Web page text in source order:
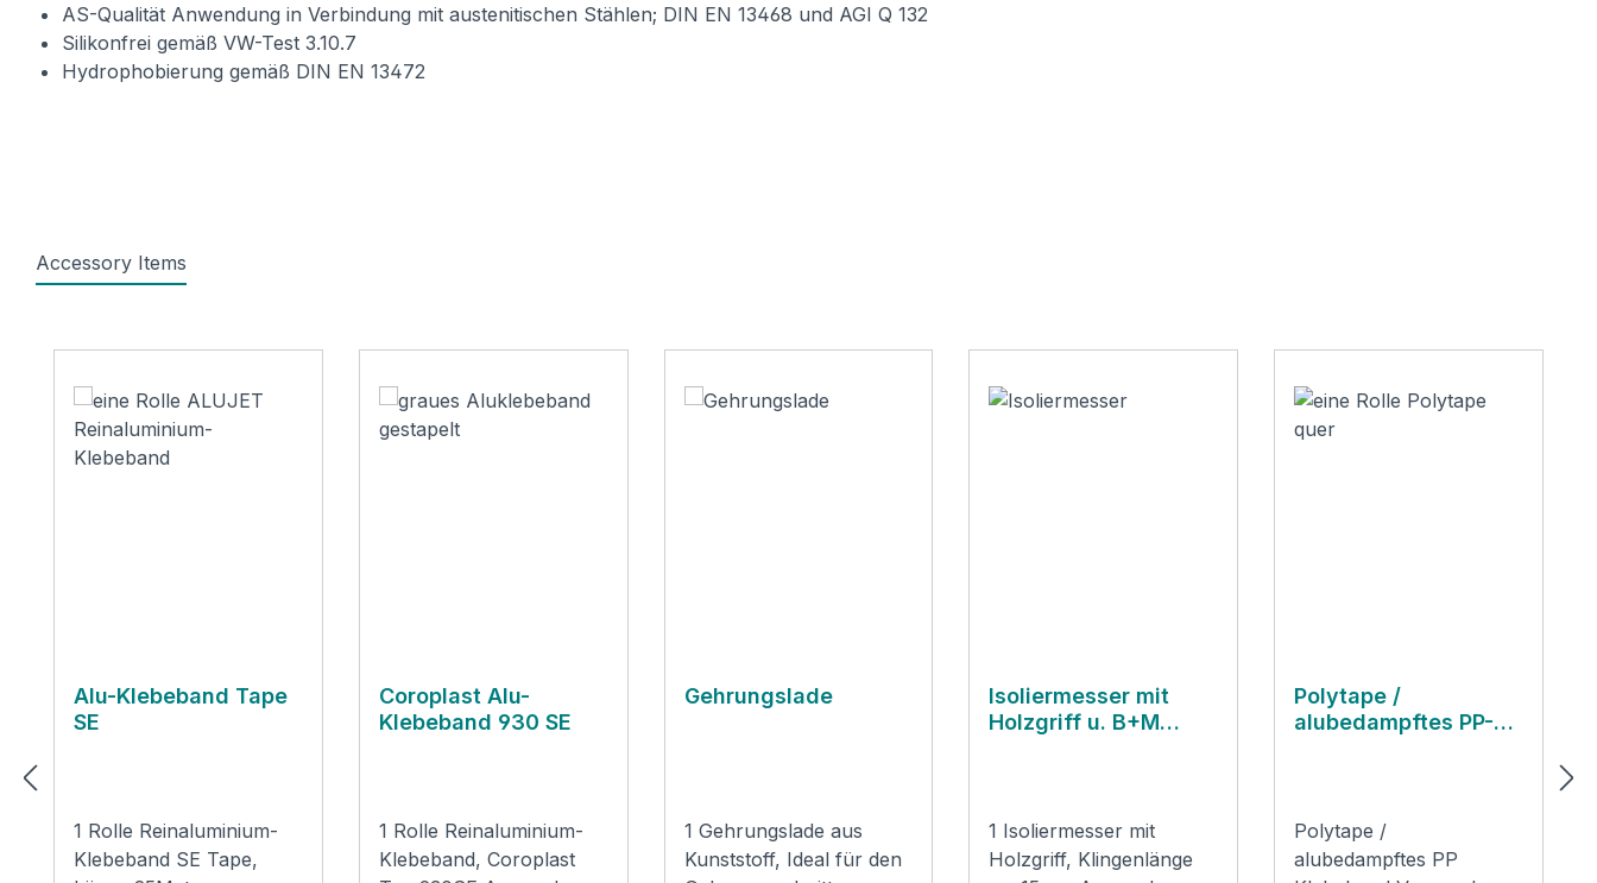
AS-Qualität Anwendung in Verbindung mit austenitischen Stählen; DIN EN 13468 und AGI Q 132
Silikonfrei gemäß VW-Test 3.10.7
Hydrophobierung gemäß DIN EN 13472
Accessory Items
Alu-Klebeband Tape
SE
1 Rolle Reinaluminium-
Klebeband SE Tape,
Coroplast Alu-
Klebeband 930 SE
1 Rolle Reinaluminium-
Klebeband, Coroplast
Gehrungslade
1 Gehrungslade aus
Kunststoff, Ideal für den
Isoliermesser mit
Holzgriff u. B+M
1 Isoliermesser mit
Holzgriff, Klingenlänge
Polytape /
alubedampftes PP-
Polytape /
alubedampftes PP